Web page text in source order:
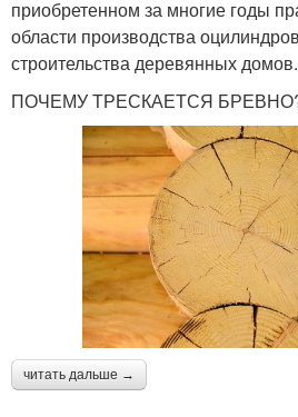
приобретенном за многие годы
области производства
строительства деревянных домов.
ПОЧЕМУ ТРЕСКАЕТСЯ
читать дальше →